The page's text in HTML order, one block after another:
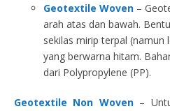
Geotextile Woven –
arah atas dan bawah.
sekilas mirip terpal (namun
yang berwarna hitam.
dari Polypropylene (PP).
Geotextile Non Woven–